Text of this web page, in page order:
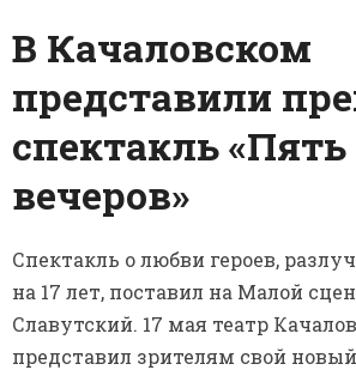
В Качаловском
представили
спектакль «Пять
вечеров»
Спектакль о любви героев,
на 17 лет, поставил на Малой
Славутский. 17 мая театр
представил зрителям свой